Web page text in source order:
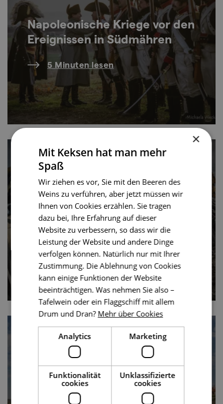
Napoleonische Kriege vor den
Ereignissen in Südmähren
5 Minuten lesen
Das schicksalhafte Jahr 1805
5 Minuten lesen
Unerwartete Schlacht bei
Znaim – Niederlage der
antifranzösischen Koalition
×
Mit Keksen hat man mehr
Spaß
Wir ziehen es vor, Sie mit den Beeren des
Weins zu verführen, aber jetzt müssen wir
Ihnen von Cookies erzählen. Sie tragen
dazu bei, Ihre Erfahrung auf dieser
Website zu verbessern, so dass wir die
Leistung der Website und andere Dinge
verfolgen können. Natürlich nur mit Ihrer
Zustimmung. Die Ablehnung von Cookies
kann einige Funktionen der Website
beeinträchtigen. Was nehmen Sie also –
Tafelwein oder ein Flaggschiff mit allem
Drum und Dran? Mehr über Cookies
Analytics Marketing
Funktionalität
cookies
Unklassifizierte
cookies